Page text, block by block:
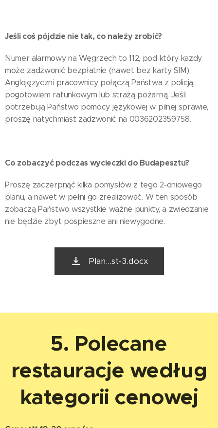
Jeśli coś pójdzie nie tak, co należy zrobić?
Numer alarmowy na Węgrzech to 112, pod który każdy
może zadzwonić bezpłatnie (nawet bez karty SIM).
Anglojęzyczni pracownicy połączą Państwa z policją,
pogotowiem ratunkowym lub strażą pożarną. Jeśli
potrzebują Państwo pomocy językowej w pilnej sprawie,
proszę natychmiast zadzwonić na 0036202359758.
Co zobaczyć podczas wycieczki do Budapesztu?
Proszę zaczerpnąć kilka pomysłów z tego 2-dniowego
planu, a nawet w pełni go zrealizować. W ten sposób
zobaczą Państwo wszystkie ważne punkty, a zwiedzanie
nie będzie zbyt pospieszne ani niewygodne.
Plan...st-3.docx
5. Polecane
restauracje według
kategorii cenowej